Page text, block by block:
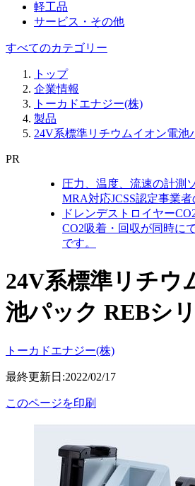
軽工品
サービス・その他
すべてのカテゴリー
トップ
企業情報
トーカドエナジー(株)
製品
24V系標準リチウムイオン電池
PR
圧力、温度、流速の計測
MRA対応JCSS認定事業
ドレンデストロイヤー
CO2吸着・回収が同時に
です。
24V系標準リチウ
池パック REBシ
トーカドエナジー(株)
最終更新日:2022/02/17
このページを印刷